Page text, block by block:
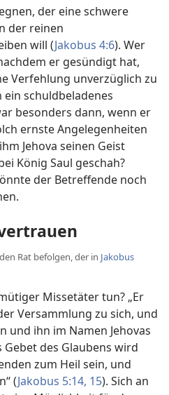
der eine schwere
der reinen
will (Jakobus 4:6). Wer
er gesündigt hat,
Verfehlung unverzüglich zu
schuldbeladenes
besonders dann, wenn er
ernste Angelegenheiten
Jehova seinen Geist
König Saul geschah?
der Betreffende noch
Rat befolgen, der in Jakobus
Missetäter tun? „Er
Versammlung zu sich, und
und ihn im Namen Jehovas
des Glaubens wird
zum Heil sein, und
(Jakobus 5:14, 15). Sich an